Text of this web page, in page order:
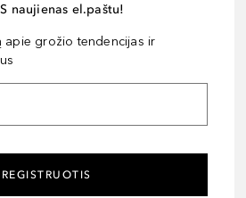
naujienas el.paštu!
apie grožio tendencijas ir
REGISTRUOTIS